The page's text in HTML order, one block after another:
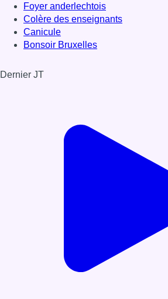
Foyer anderlechtois
Colère des enseignants
Canicule
Bonsoir Bruxelles
Dernier JT